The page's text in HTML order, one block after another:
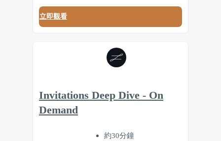
立即觀看
Invitations Deep Dive - On
Demand
約30分鐘